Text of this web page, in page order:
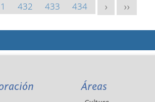
432 433 434 > >>
Áreas